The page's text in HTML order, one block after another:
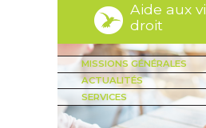
Aide aux
droit
MISSIONS GÉNÉRALES
ACTUALITÉS
SERVICES